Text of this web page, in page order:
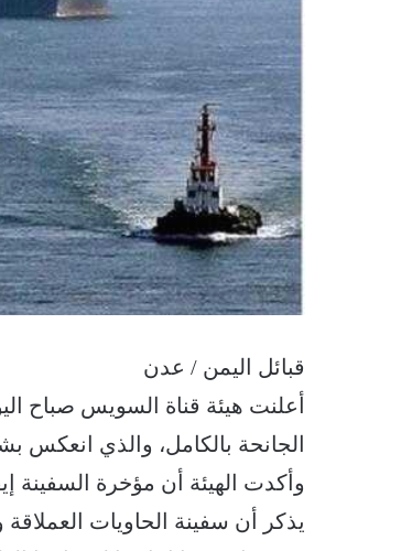
قبائل اليمن / عدن
أعلنت هيئة قناة السويس صباح
الجانحة بالكامل، والذي انعكس
وأكدت الهيئة أن مؤخرة السفينة
يذكر أن سفينة الحاويات